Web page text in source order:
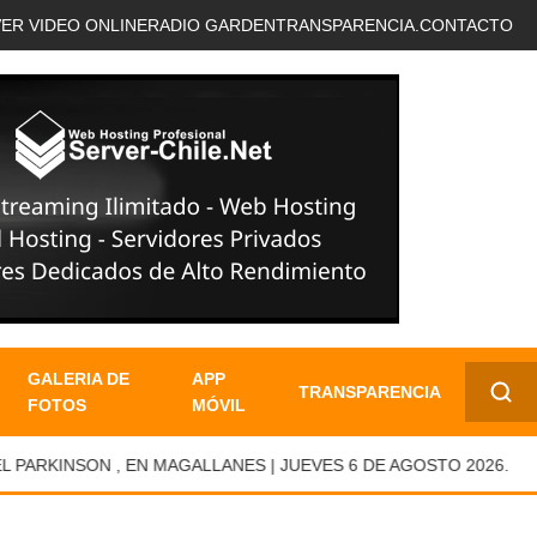
VIDEO ONLINERADIO GARDENTRANSPARENCIA. CONTACTO
GALERIA DE
FOTOS
APP
MÓVIL
TRANSPARENCIA
✕
, EN MAGALLANES | JUEVES 6 DE AGOSTO 2026.